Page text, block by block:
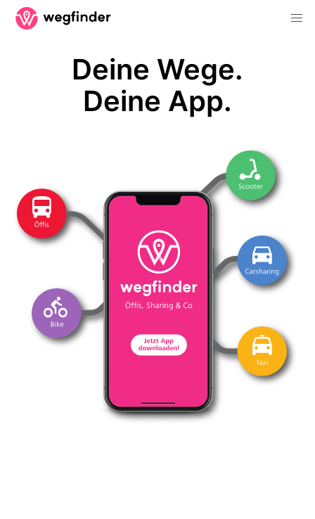
Deine Wege.
Deine App.